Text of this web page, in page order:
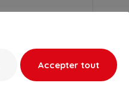
Accepter tout